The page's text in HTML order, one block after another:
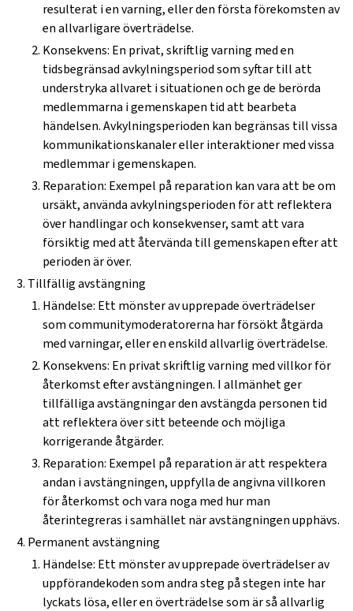
resulterat i en varning, eller den första förekomsten av
en allvarligare överträdelse.
Konsekvens: En privat, skriftlig varning med en
tidsbegränsad avkylningsperiod som syftar till att
understryka allvaret i situationen och ge de berörda
medlemmarna i gemenskapen tid att bearbeta
händelsen. Avkylningsperioden kan begränsas till vissa
kommunikationskanaler eller interaktioner med vissa
medlemmar i gemenskapen.
Reparation: Exempel på reparation kan vara att be om
ursäkt, använda avkylningsperioden för att reflektera
över handlingar och konsekvenser, samt att vara
försiktig med att återvända till gemenskapen efter att
perioden är över.
Tillfällig avstängning
Händelse: Ett mönster av upprepade överträdelser
som communitymoderatorerna har försökt åtgärda
med varningar, eller en enskild allvarlig överträdelse.
Konsekvens: En privat skriftlig varning med villkor för
återkomst efter avstängningen. I allmänhet ger
tillfälliga avstängningar den avstängda personen tid
att reflektera över sitt beteende och möjliga
korrigerande åtgärder.
Reparation: Exempel på reparation är att respektera
andan i avstängningen, uppfylla de angivna villkoren
för återkomst och vara noga med hur man
återintegreras i samhället när avstängningen upphävs.
Permanent avstängning
Händelse: Ett mönster av upprepade överträdelser av
uppförandekoden som andra steg på stegen inte har
lyckats lösa, eller en överträdelse som är så allvarlig